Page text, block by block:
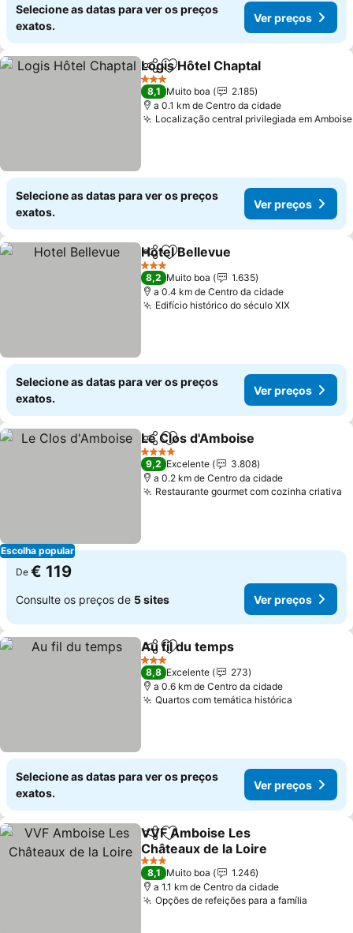
Selecione as datas para ver os preços
exatos.
Ver preços
PartilharAdicionar aos favoritos
Logis Hôtel Chaptal
3 Estrelas
8,1 Muito boa
2.185
a 0.1 km de Centro da cidade
Localização central privilegiada em Amboise
Selecione as datas para ver os preços
exatos.
Ver preços
PartilharAdicionar aos favoritos
Hotel Bellevue
3 Estrelas
8,2 Muito boa
1.635
a 0.4 km de Centro da cidade
Edifício histórico do século XIXVer
Selecione as datas para ver os preços
exatos.
Ver preços
Escolha popular
PartilharAdicionar aos favoritos
Le Clos d'Amboise
4 Estrelas
9,2 Excelente
3.808
a 0.2 km de Centro da cidade
Restaurante gourmet com cozinha criativa
De € 119
Consulte os preços de 5 sites Ver preços
PartilharAdicionar aos favoritos
Au fil du temps
3 Estrelas
8,8 Excelente
273
a 0.6 km de Centro da cidade
Quartos com temática histórica
Selecione as datas para ver os preços
exatos.
Ver preços
PartilharAdicionar aos favoritos
VVF Amboise Les
Châteaux de la Loire
Ver preços
3 Estrelas
8,1 Muito boa
1.246
a 1.1 km de Centro da cidade
Opções de refeições para a família